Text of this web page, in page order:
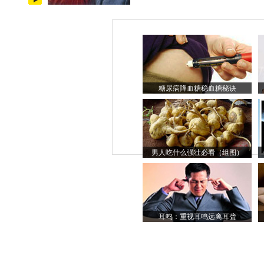
糖尿病降血糖稳血糖秘诀
男人吃什么强壮必看（组图）
耳鸣：重视耳鸣远离耳聋